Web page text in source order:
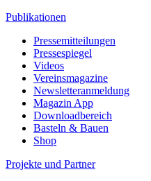
Publikationen
Pressemitteilungen
Pressespiegel
Videos
Vereinsmagazine
Newsletteranmeldung
Magazin App
Downloadbereich
Basteln & Bauen
Shop
Projekte und Partner